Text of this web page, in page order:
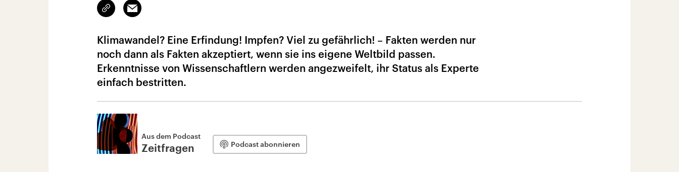
Link
kopieren/teilen
Email
Klimawandel? Eine Erfindung! Impfen? Viel zu gefährlich! – Fakten werden nur
noch dann als Fakten akzeptiert, wenn sie ins eigene Weltbild passen.
Erkenntnisse von Wissenschaftlern werden angezweifelt, ihr Status als Experte
einfach bestritten.
Aus dem Podcast
Zeitfragen Podcast abonnieren